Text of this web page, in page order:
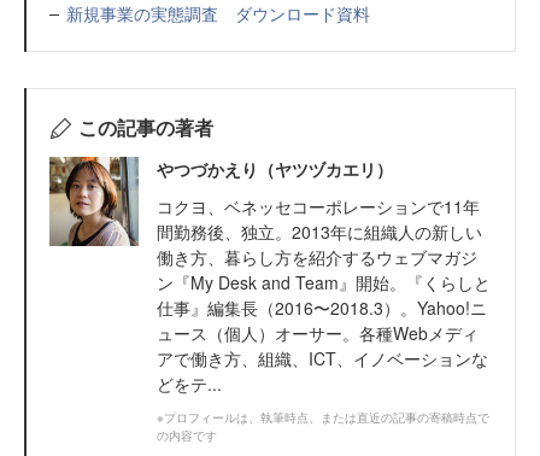
新規事業の実態調査 ダウンロード資料
この記事の著者
やつづかえり（ヤツヅカエリ）
コクヨ、ベネッセコーポレーションで11年
間勤務後、独立。2013年に組織人の新しい
働き方、暮らし方を紹介するウェブマガジ
ン『My Desk and Team』開始。『くらしと
仕事』編集長（2016〜2018.3）。Yahoo!ニ
ュース（個人）オーサー。各種Webメディ
アで働き方、組織、ICT、イノベーションな
どをテ...
※プロフィールは、執筆時点、または直近の記事の寄稿時点で
の内容です